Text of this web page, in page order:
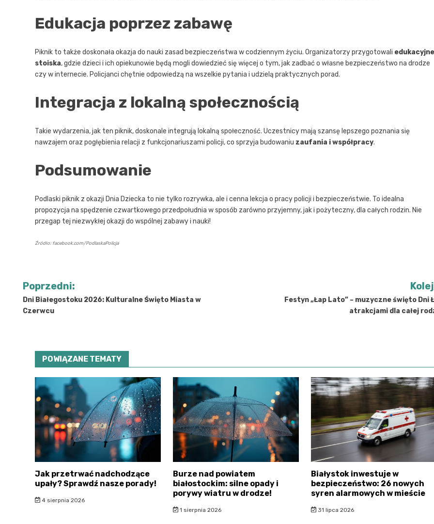
Edukacja poprzez zabawę
Piknik to także doskonała okazja do nauki zasad bezpieczeństwa w codziennym życiu. Organizatorzy przygotowali edukacyjne
stoiska, gdzie dzieci i ich opiekunowie będą mogli dowiedzieć się więcej o tym, jak zadbać o własne bezpieczeństwo na drodze
czy w internecie. Policjanci chętnie odpowiedzą na wszelkie pytania i udzielą praktycznych porad.
Integracja z lokalną społecznością
Takie wydarzenia, jak ten piknik, doskonale integrują lokalną społeczność. Uczestnicy mają szansę lepszego poznania się
nawzajem oraz pogłębienia relacji z funkcjonariuszami policji, co sprzyja budowaniu zaufania i współpracy.
Podsumowanie
Podlaski piknik z okazji Dnia Dziecka to nie tylko rozrywka, ale i cenna lekcja o pracy policji i bezpieczeństwie. To idealna
propozycja na spędzenie czwartkowego przedpołudnia w sposób zarówno przyjemny, jak i pożyteczny, dla całych rodzin. Nie
przegap tej niezwykłej okazji do wspólnej zabawy i nauki!
Źródło: facebook.com/PodlaskaPolicja
Nawigacja
wpisu
Poprzedni:
Dni Białegostoku 2026: Kulturalne Święto Miasta w
Czerwcu
Festyn „Łap Lato” – muzyczne święto Dni
atrakcjami dla całej
POWIĄZANE TEMATY
Jak przetrwać nadchodzące
upały? Sprawdź nasze porady!
4 sierpnia 2026
Burze nad powiatem
białostockim: silne opady i
porywy wiatru w drodze!
1 sierpnia 2026
Białystok inwestuje w
bezpieczeństwo: 26 nowych
syren alarmowych w mieście
31 lipca 2026